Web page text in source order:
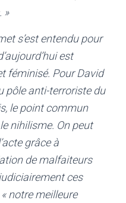
. »
s’est entendu pour
est
féminisé. Pour David
pôle anti-terroriste du
le point commun
nihilisme. On peut
grâce à
de malfaiteurs
ces
notre meilleure